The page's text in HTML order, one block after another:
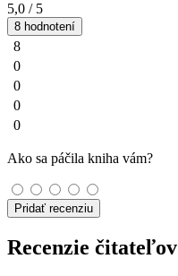
5,0 / 5
8 hodnotení
8
0
0
0
0
Ako sa páčila kniha vám?
Pridať recenziu
Recenzie čitateľov